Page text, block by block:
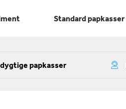
Standard papkasser
papkasser